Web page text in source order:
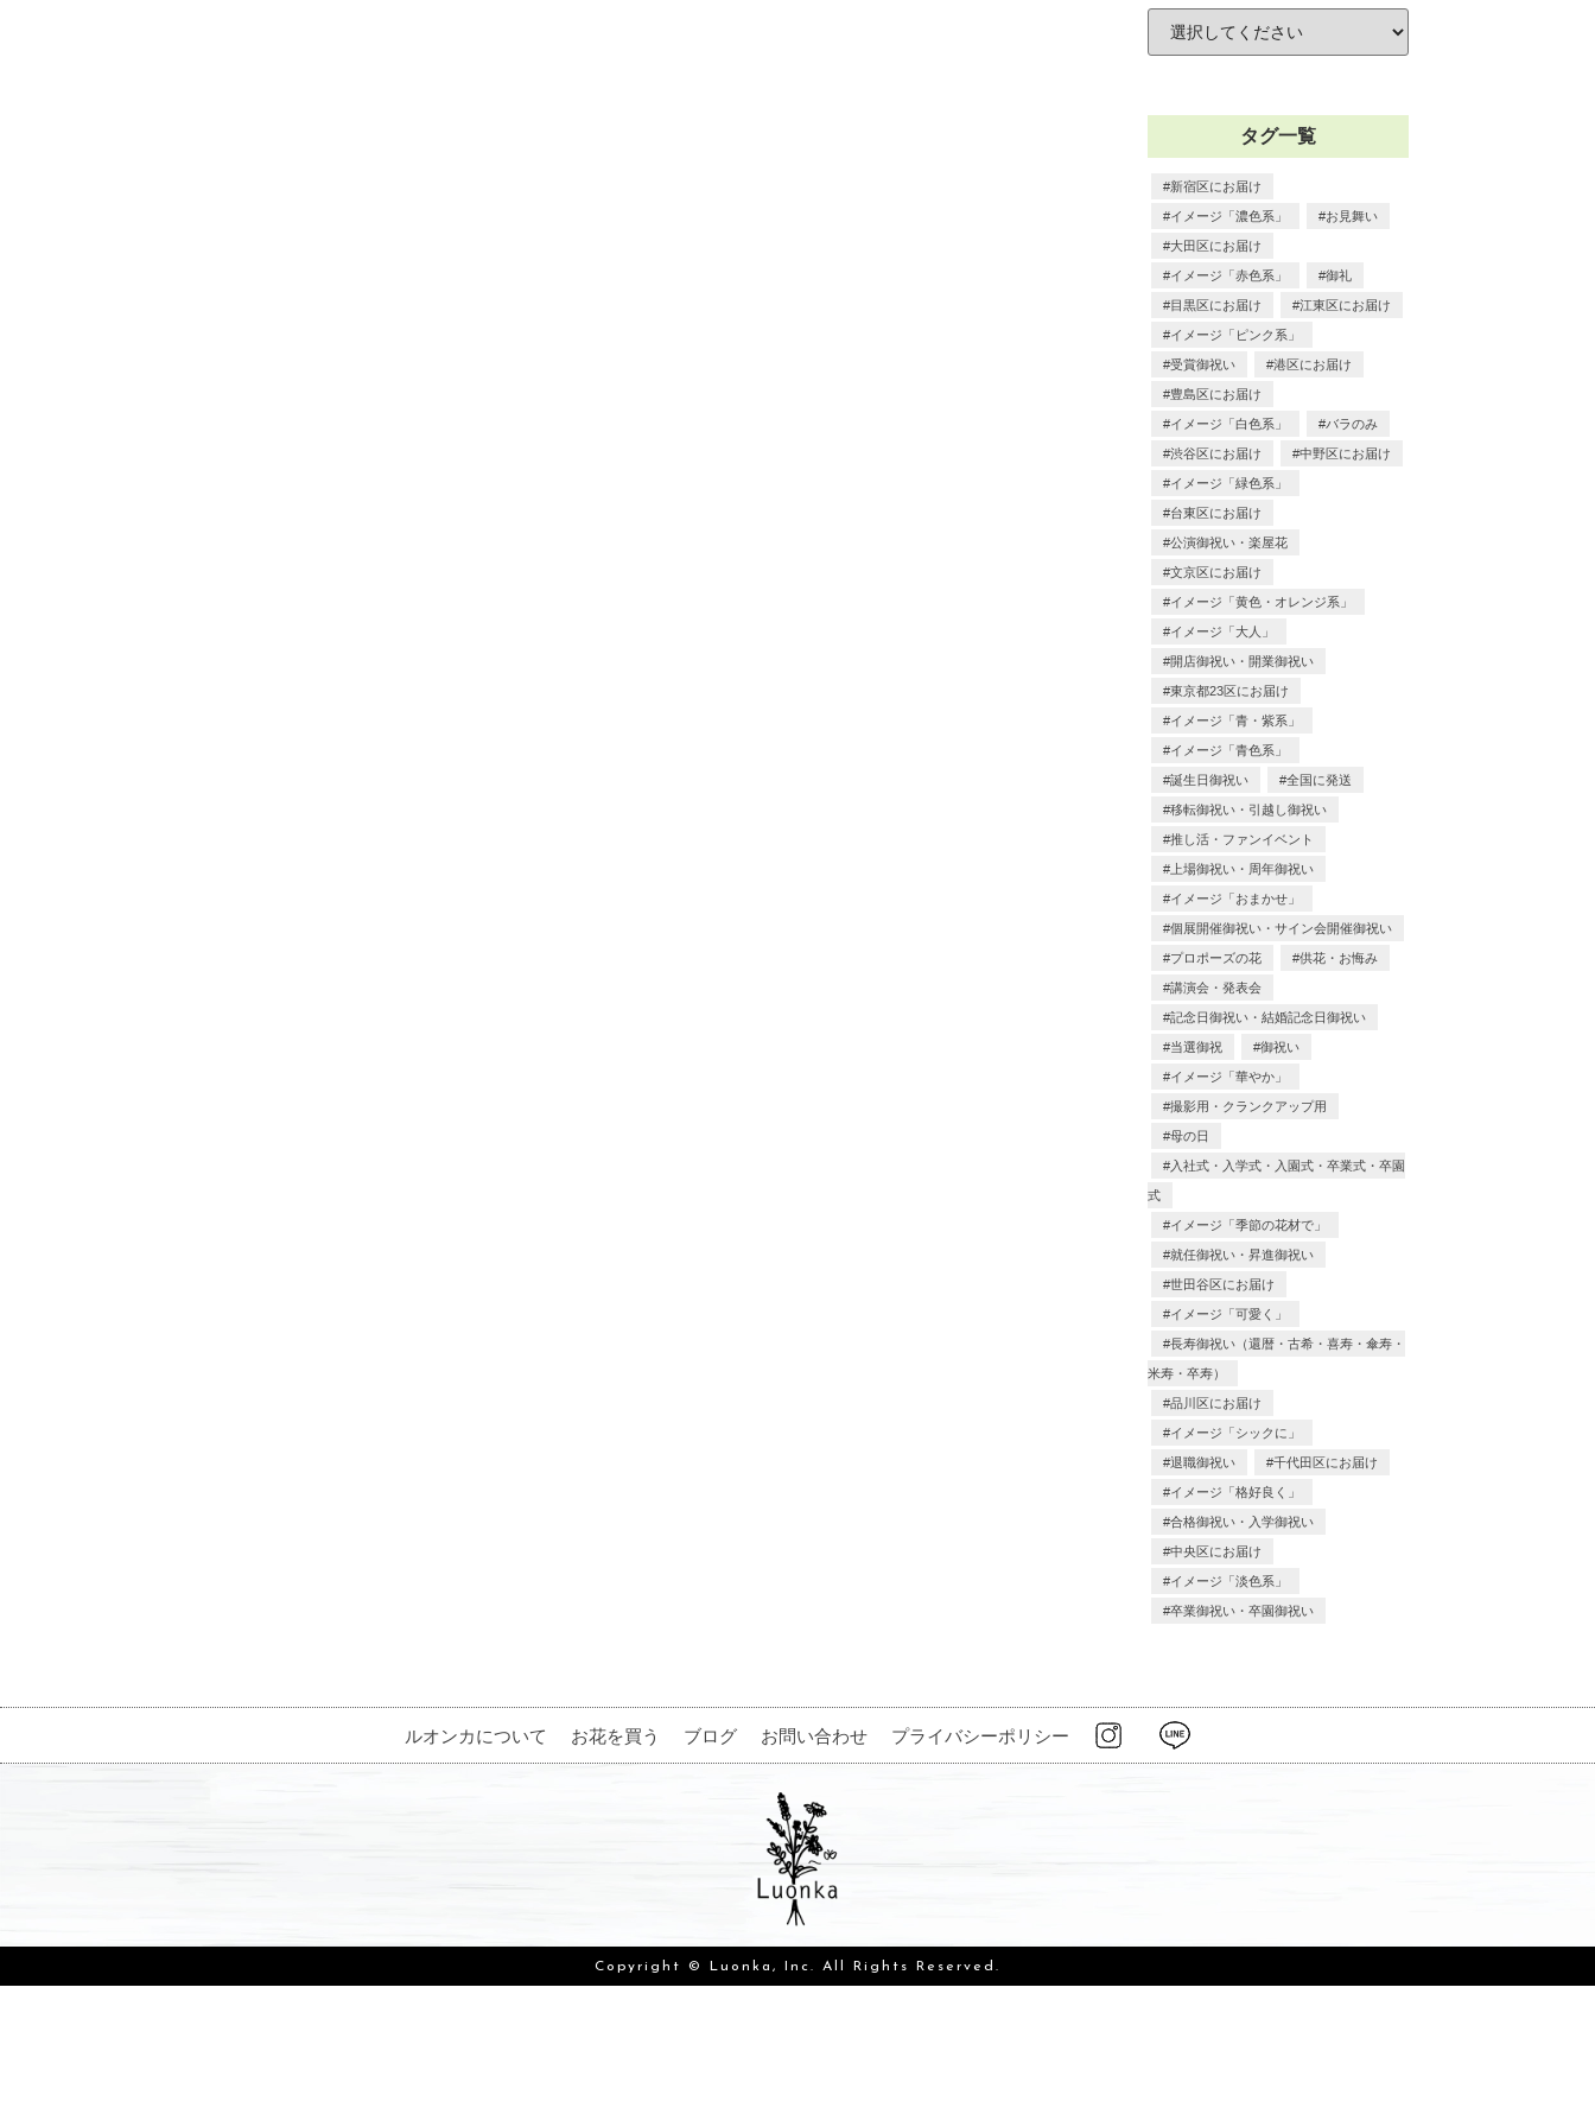
タグ一覧
新宿区にお届け
イメージ「濃色系」 お見舞い
大田区にお届け
イメージ「赤色系」 御礼
目黒区にお届け 江東区にお届け
イメージ「ピンク系」
受賞御祝い 港区にお届け
豊島区にお届け
イメージ「白色系」 バラのみ
渋谷区にお届け 中野区にお届け
イメージ「緑色系」
台東区にお届け
公演御祝い・楽屋花
文京区にお届け
イメージ「黄色・オレンジ系」
イメージ「大人」
開店御祝い・開業御祝い
東京都23区にお届け
イメージ「青・紫系」
イメージ「青色系」
誕生日御祝い 全国に発送
移転御祝い・引越し御祝い
推し活・ファンイベント
上場御祝い・周年御祝い
イメージ「おまかせ」
個展開催御祝い・サイン会開催御祝い
プロポーズの花 供花・お悔み
講演会・発表会
記念日御祝い・結婚記念日御祝い
当選御祝 御祝い
イメージ「華やか」
撮影用・クランクアップ用
母の日
入社式・入学式・入園式・卒業式・卒園
式
イメージ「季節の花材で」
就任御祝い・昇進御祝い
世田谷区にお届け
イメージ「可愛く」
長寿御祝い（還暦・古希・喜寿・傘寿・
米寿・卒寿）
品川区にお届け
イメージ「シックに」
退職御祝い 千代田区にお届け
イメージ「格好良く」
合格御祝い・入学御祝い
中央区にお届け
イメージ「淡色系」
卒業御祝い・卒園御祝い
ルオンカについて お花を買う ブログ お問い合わせ プライバシーポリシー
Copyright © Luonka, Inc. All Rights Reserved.